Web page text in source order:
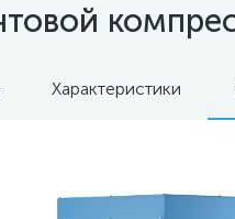
Характеристики